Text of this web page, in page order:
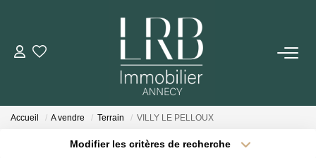
ACHETER
Votre Recherche
Accueil A vendre Terrain VILLY LE PELLOUX
Modifier les critères de recherche